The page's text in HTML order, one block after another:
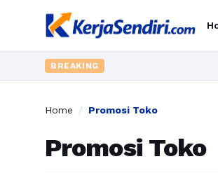
BREAKING
Home / Promosi Toko
Promosi Toko